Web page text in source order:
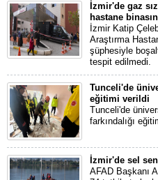
İzmir'de gaz
hastane
İzmir Katip
Araştırma
şüphesiyle
tespit edilmedi.
Tunceli'de
eğitimi verildi
Tunceli'de
farkındalığı
İzmir'de sel
AFAD Başkanı